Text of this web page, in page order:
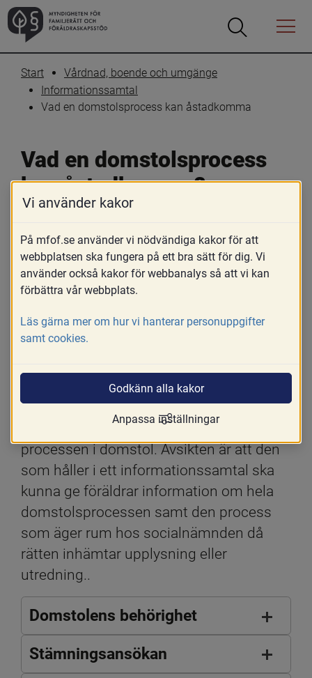
Öppna
Öppna
Menyn
Start
Vårdnad, boende och umgänge
Informationssamtal
Vad en domstolsprocess kan åstadkomma
Vad en domstolsprocess
kan åstadkomma?
Detta avsnitt innehåller information om
processen i domstol. Avsikten är att den
som håller i ett informationssamtal ska
kunna ge föräldrar information om hela
domstolsprocessen samt den process
som äger rum hos socialnämnden då
rätten inhämtar upplysning eller
utredning..
Domstolens behörighet
Stämningsansökan
Vi använder kakor
På mfof.se använder vi nödvändiga kakor för att
webbplatsen ska fungera på ett bra sätt för dig. Vi
använder också kakor för webbanalys så att vi kan
förbättra vår webbplats.
Läs gärna mer om hur vi hanterar personuppgifter
samt cookies.
Godkänn alla kakor
Anpassa inställningar